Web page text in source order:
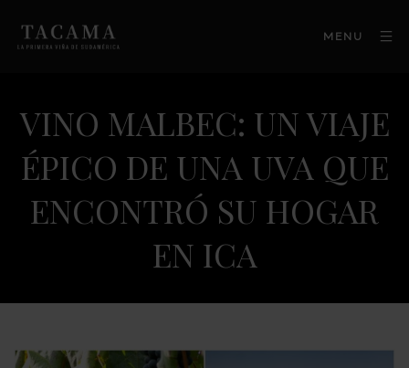
MENU
VINO MALBEC: UN VIAJE
ÉPICO DE UNA UVA QUE
ENCONTRÓ SU HOGAR
EN ICA